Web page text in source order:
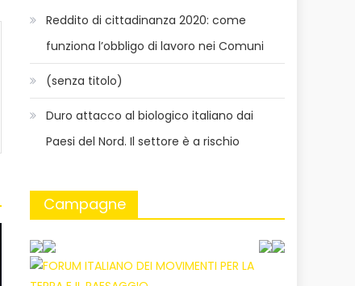
Reddito di cittadinanza 2020: come
funziona l’obbligo di lavoro nei Comuni
(senza titolo)
Duro attacco al biologico italiano dai
Paesi del Nord. Il settore è a rischio
Campagne